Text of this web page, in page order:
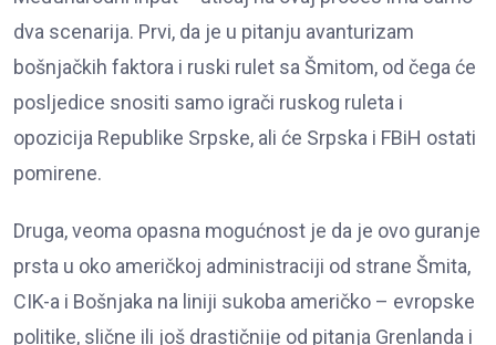
dva scenarija. Prvi, da je u pitanju avanturizam
bošnjačkih faktora i ruski rulet sa Šmitom, od čega će
posljedice snositi samo igrači ruskog ruleta i
opozicija Republike Srpske, ali će Srpska i FBiH ostati
pomirene.
Druga, veoma opasna mogućnost je da je ovo guranje
prsta u oko američkoj administraciji od strane Šmita,
CIK-a i Bošnjaka na liniji sukoba američko – evropske
politike, slične ili još drastičnije od pitanja Grenlanda i